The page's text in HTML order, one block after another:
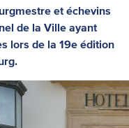
et échevins
de la Ville ayant
lors de la 19e édition